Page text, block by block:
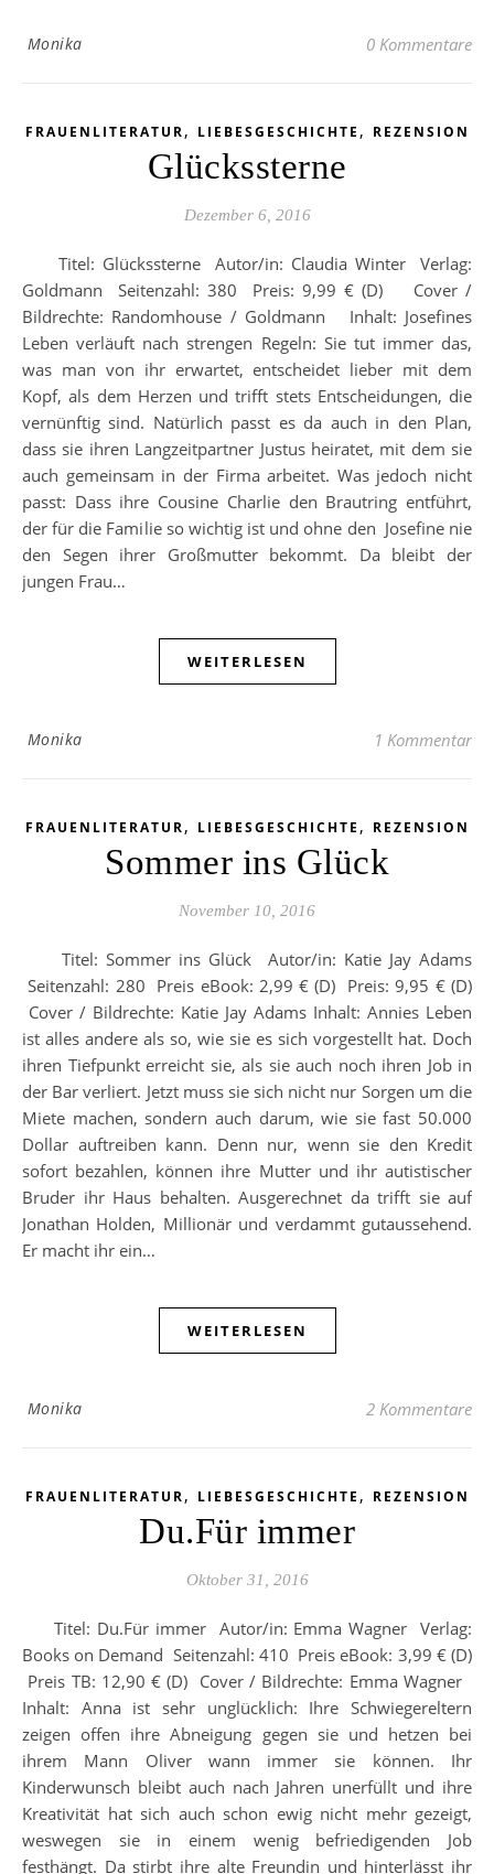
Monika 0 Kommentare
FRAUENLITERATUR, LIEBESGESCHICHTE , REZENSION
Glückssterne
Dezember 6, 2016
Titel: Glückssterne Autor/in: Claudia Winter Verlag:
Goldmann Seitenzahl: 380 Preis: 9,99 € (D) Cover /
Bildrechte: Randomhouse / Goldmann Inhalt: Josefines
Leben verläuft nach strengen Regeln: Sie tut immer das,
was man von ihr erwartet, entscheidet lieber mit dem
Kopf, als dem Herzen und trifft stets Entscheidungen, die
vernünftig sind. Natürlich passt es da auch in den Plan,
dass sie ihren Langzeitpartner Justus heiratet, mit dem sie
auch gemeinsam in der Firma arbeitet. Was jedoch nicht
passt: Dass ihre Cousine Charlie den Brautring entführt,
der für die Familie so wichtig ist und ohne den Josefine nie
den Segen ihrer Großmutter bekommt. Da bleibt der
jungen Frau…
WEITERLESEN
Monika 1 Kommentar
FRAUENLITERATUR, LIEBESGESCHICHTE , REZENSION
Sommer ins Glück
November 10, 2016
Titel: Sommer ins Glück Autor/in: Katie Jay Adams
Seitenzahl: 280 Preis eBook: 2,99 € (D) Preis: 9,95 € (D)
Cover / Bildrechte: Katie Jay Adams Inhalt: Annies Leben
ist alles andere als so, wie sie es sich vorgestellt hat. Doch
ihren Tiefpunkt erreicht sie, als sie auch noch ihren Job in
der Bar verliert. Jetzt muss sie sich nicht nur Sorgen um die
Miete machen, sondern auch darum, wie sie fast 50.000
Dollar auftreiben kann. Denn nur, wenn sie den Kredit
sofort bezahlen, können ihre Mutter und ihr autistischer
Bruder ihr Haus behalten. Ausgerechnet da trifft sie auf
Jonathan Holden, Millionär und verdammt gutaussehend.
Er macht ihr ein…
WEITERLESEN
Monika 2 Kommentare
FRAUENLITERATUR, LIEBESGESCHICHTE , REZENSION
Du.Für immer
Oktober 31, 2016
Titel: Du.Für immer Autor/in: Emma Wagner Verlag:
Books on Demand Seitenzahl: 410 Preis eBook: 3,99 € (D)
Preis TB: 12,90 € (D) Cover / Bildrechte: Emma Wagner
Inhalt: Anna ist sehr unglücklich: Ihre Schwiegereltern
zeigen offen ihre Abneigung gegen sie und hetzen bei
ihrem Mann Oliver wann immer sie können. Ihr
Kinderwunsch bleibt auch nach Jahren unerfüllt und ihre
Kreativität hat sich auch schon ewig nicht mehr gezeigt,
weswegen sie in einem wenig befriedigenden Job
festhängt. Da stirbt ihre alte Freundin und hinterlässt ihr